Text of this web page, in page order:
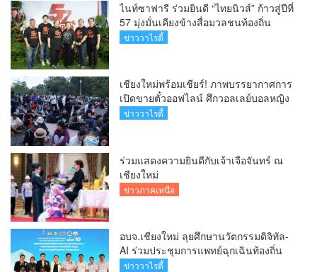
ไนท์ซาฟารี ร่วมยินดี “ไทยนิวส์” ก้าวสู่ปีที่
57 มุ่งมั่นเคียงข้างสื่อมวลชนท้องถิ่น
ข่าววาไรตี้
เชียงใหม่พร้อมเชียร์! ภาพบรรยากาศการ
เปิดขายตั๋วออฟไลน์ ศึกวอลเลย์บอลหญิง
‘BYD DMI 6th SEA V Cup’ 6 ส.ค. นี้ รวม
ข่าววาไรตี้
ร่วมแสดงความยินดีกับเจ้าเจือจันทร์ ณ
เชียงใหม่
ข่าวภาคเหนือ
อบจ.เชียงใหม่ ลุยศึกษานวัตกรรมดิจิทัล-
AI ร่วมประชุมการแพทย์ฉุกเฉินท้องถิ่น
ระดับชาติ ครั้งที่ 10 ยกระดับศูนย์
ข่าววาไรตี้